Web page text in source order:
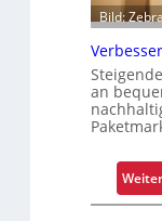
Bild:
an